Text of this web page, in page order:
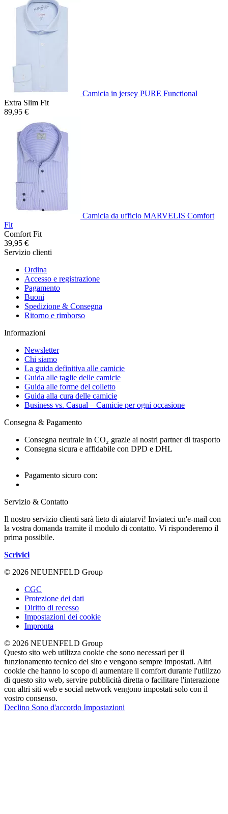
Camicia in jersey PURE Functional
Extra Slim Fit
89,95 €
Camicia da ufficio MARVELIS Comfort
Fit
Comfort Fit
39,95 €
Servizio clienti
Ordina
Accesso e registrazione
Pagamento
Buoni
Spedizione & Consegna
Ritorno e rimborso
Informazioni
Newsletter
Chi siamo
La guida definitiva alle camicie
Guida alle taglie delle camicie
Guida alle forme del colletto
Guida alla cura delle camicie
Business vs. Casual – Camicie per ogni occasione
Consegna & Pagamento
Consegna neutrale in CO₂ grazie ai nostri partner di trasporto
Consegna sicura e affidabile con DPD e DHL
Pagamento sicuro con:
Servizio & Contatto
Il nostro servizio clienti sarà lieto di aiutarvi! Inviateci un'e-mail con
la vostra domanda tramite il modulo di contatto. Vi risponderemo il
prima possibile.
Scrivici
© 2026 NEUENFELD Group
CGC
Protezione dei dati
Diritto di recesso
Impostazioni dei cookie
Impronta
© 2026 NEUENFELD Group
Questo sito web utilizza cookie che sono necessari per il
funzionamento tecnico del sito e vengono sempre impostati. Altri
cookie che hanno lo scopo di aumentare il comfort durante l'utilizzo
di questo sito web, servire pubblicità diretta o facilitare l'interazione
con altri siti web e social network vengono impostati solo con il
vostro consenso.
Declino Sono d'accordo Impostazioni